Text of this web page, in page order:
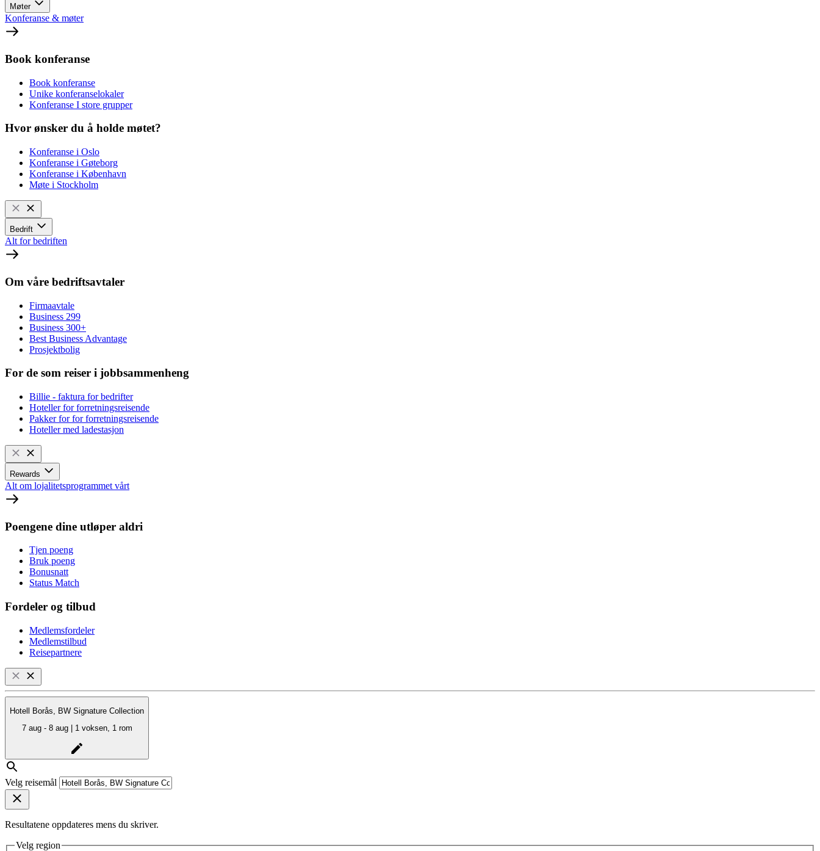
Møter
Konferanse & møter
Book konferanse
Book konferanse
Unike konferanselokaler
Konferanse I store grupper
Hvor ønsker du å holde møtet?
Konferanse i Oslo
Konferanse i Gøteborg
Konferanse i København
Møte i Stockholm
Bedrift
Alt for bedriften
Om våre bedriftsavtaler
Firmaavtale
Business 299
Business 300+
Best Business Advantage
Prosjektbolig
For de som reiser i jobbsammenheng
Billie - faktura for bedrifter
Hoteller for forretningsreisende
Pakker for for forretningsreisende
Hoteller med ladestasjon
Rewards
Alt om lojalitetsprogrammet vårt
Poengene dine utløper aldri
Tjen poeng
Bruk poeng
Bonusnatt
Status Match
Fordeler og tilbud
Medlemsfordeler
Medlemstilbud
Reisepartnere
Hotell Borås, BW Signature Collection
7 aug - 8 aug | 1 voksen, 1 rom
Velg reisemål
Resultatene oppdateres mens du skriver.
Velg region